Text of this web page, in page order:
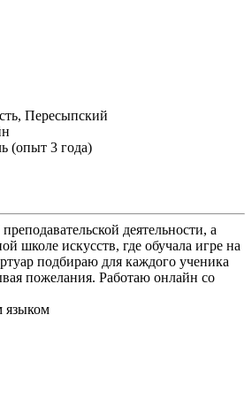
Пересыпский
(опыт 3 года)
деятельности, а
школе искусств, где обучала игре на
подбираю для каждого ученика
пожелания. Работаю онлайн со